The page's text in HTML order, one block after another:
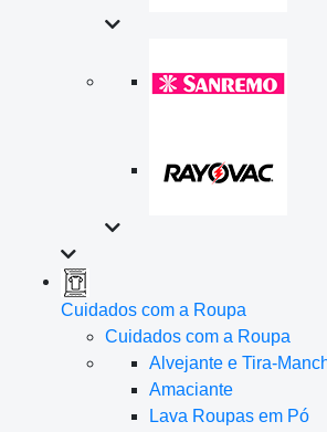
Cuidados com a Roupa
Cuidados com a Roupa
Alvejante e Tira-
Amaciante
Lava Roupas em Pó